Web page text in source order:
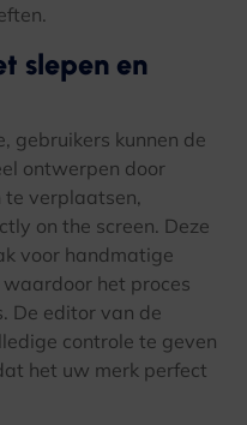
slepen en
gebruikers kunnen de
ontwerpen door
te verplaatsen,
on the screen. Deze
voor handmatige
het proces
De editor van de
controle te geven
het uw merk perfect